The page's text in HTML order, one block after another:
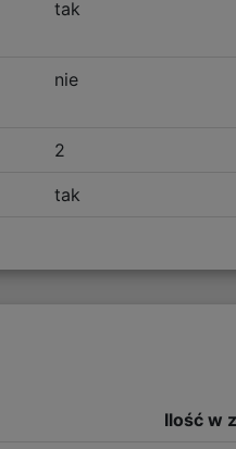
tak
nie
2
tak
Ilość w